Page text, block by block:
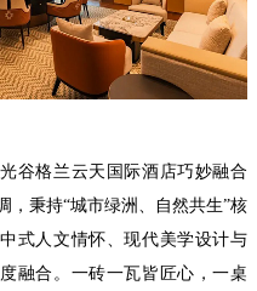
谷格兰云天国际酒店巧妙融合
，秉持“城市绿洲、自然共生”核
式人文情怀、现代美学设计与
融合。一砖一瓦皆匠心，一桌